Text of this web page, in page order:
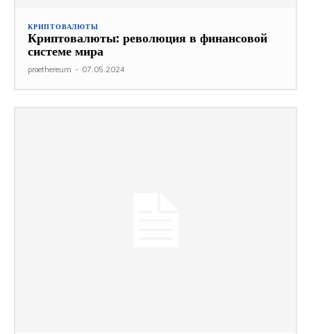
КРИПТОВАЛЮТЫ
Криптовалюты: революция в финансовой
системе мира
proethereum - 07.05.2024